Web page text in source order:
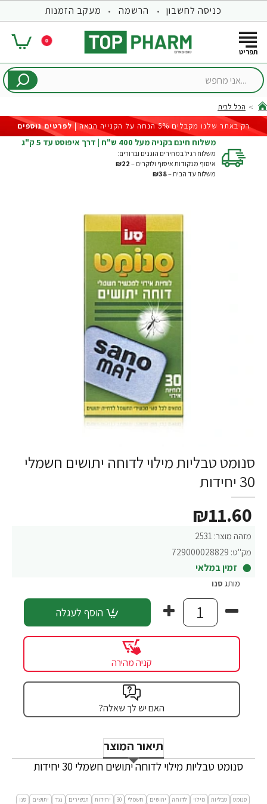
כניסה לחשבון הרשמה מעקב הזמנות
0
...אני
home
הכל לבית
רק באתר שלנו מקבלים 5% הנחה על הקנייה הבאה |
לפרטים נוספים
משלוח חינם בקניה מעל 400 ש"ח | דרך איפוסט עד 5 ק"ג
משלוח רגיל במחירים הוגנים וברורים:
איסוף מנקודות איסוף ולוקרים – ₪22
משלוח עד הבית –₪38
סנומט טבליות מילוי לדוחה יתושים חשמלי
30 יחידות
מזהה מוצר: 2531
מק"ט: 729000028829
זמין במלאי
₪11.60
מותג סנו
הוסף לעגלה
קניה מהירה
האם יש לך שאלה?
תיאור המוצר
סנומט טבליות מילוי לדוחה יתושים חשמלי 30 יחידות
סנומט טבליות מילוי לדוחה יתושים חשמלי 30 יחידות תכשירים נגד יתושים
סנו